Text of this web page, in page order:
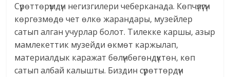
Сүрөттөрүмдүн негизгилери чеберканада. Көпчүлүгүн
көргөзмөдө чет өлкө жарандары, музейлер
сатып алган учурлар болот. Тилекке каршы, азыр
мамлекеттик музейди өкмөт каржылап,
материалдык каражат бөлүнбөгөндүктөн, көп
сатып албай калышты. Биздин сүрөттөрдүн